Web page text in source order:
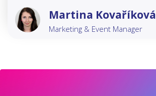
Martina Kovaříková
Marketing & Event Manager​